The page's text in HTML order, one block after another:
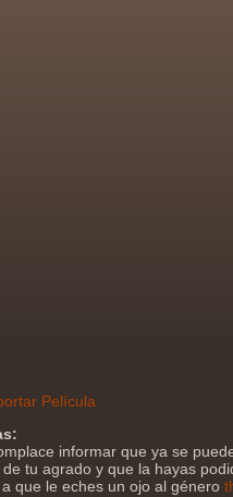
Película
informar que ya se
de tu agrado y que la hayas
que le eches un ojo al género